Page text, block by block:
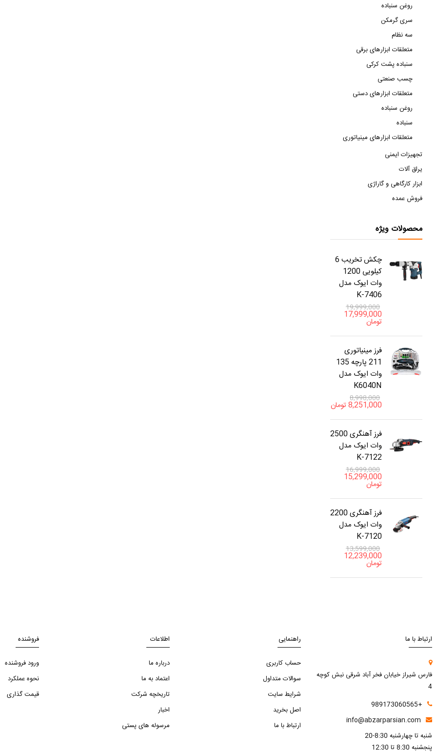
روغن سنباده
سری گرمکن
سه نظام
متعلقات ابزارهای برقی
سنباده پشت کرکی
چسب صنعتی
متعلقات ابزارهای دستی
روغن سنباده
سنباده
متعلقات ابزارهای مینیاتوری
تجهیزات ایمنی
یراق آلات
ابزار کارگاهی و گاراژی
فروش عمده
محصولات ویژه
چکش تخریب 6
کیلویی 1200
وات ایوک مدل
K-7406
19,999,000
17,999,000
تومان
فرز مینیاتوری
211 پارچه 135
وات ایوک مدل
K6040N
8,998,000
8,251,000تومان
فرز آهنگری 2500
وات ایوک مدل
K-7122
16,999,000
15,299,000
تومان
فرز آهنگری 2200
وات ایوک مدل
K-7120
13,599,000
12,239,000
تومان
ارتباط با ما
فارس شیراز خیابان فخر آباد شرقی نبش کوچه
4
+989173060565
info@abzarparsian.com
شنبه تا چهارشنبه 8:30-20
پنجشنبه 8:30 تا 12:30
راهنمایی
حساب کاربری
سوالات متداول
شرایط سایت
اصل بخرید
ارتباط با ما
اطلاعات
درباره ما
اعتماد به ما
تاریخچه شرکت
اخبار
مرسوله های پستی
فروشنده
ورود فروشنده
نحوه عملکرد
قیمت گذاری